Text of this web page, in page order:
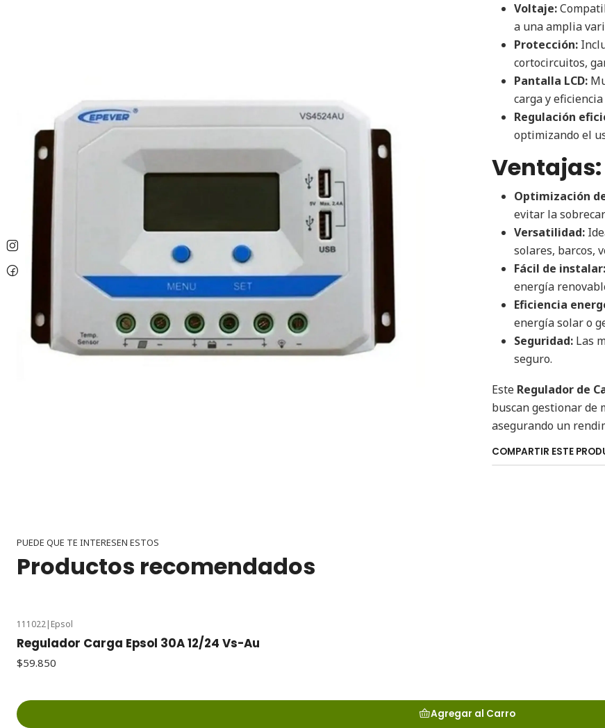
Voltaje:
a una amplia
Protección:
cortocircuitos,
Pantalla LCD:
carga y
Regulación
optimizando el
Ventajas:
Optimización
evitar la
Versatilidad:
solares, barcos,
Fácil de instalar:
energía
Eficiencia
energía solar o
Seguridad: Las
seguro.
Este Regulador de
buscan gestionar de
asegurando un
COMPARTIR ESTE
PUEDE QUE TE INTERESEN ESTOS
Productos recomendados
111022| Epsol
Regulador Carga Epsol 30A 12/24 Vs-Au
$59.850
Agregar al Carro